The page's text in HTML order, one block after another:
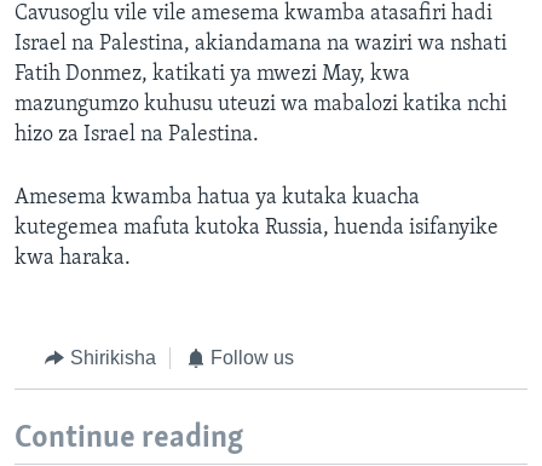
Cavusoglu vile vile amesema kwamba atasafiri hadi
Israel na Palestina, akiandamana na waziri wa nshati
Fatih Donmez, katikati ya mwezi May, kwa
mazungumzo kuhusu uteuzi wa mabalozi katika nchi
hizo za Israel na Palestina.
Amesema kwamba hatua ya kutaka kuacha
kutegemea mafuta kutoka Russia, huenda isifanyike
kwa haraka.
Shirikisha Follow us
Continue reading